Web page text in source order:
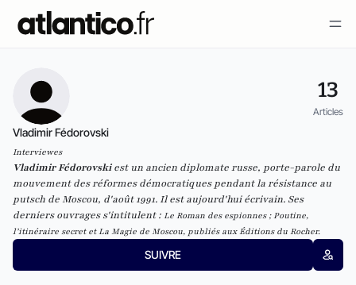
13
Articles
Vladimir Fédorovski
Interviewes
Vladimir Fédorovskiest un ancien diplomate russe, porte-parole du
mouvement des réformes démocratiques pendant la résistance au
putsch de Moscou, d'août 1991. Il est aujourd'hui écrivain. Ses
derniers ouvrages s'intitulent : Le Roman des espionnes;Poutine,
l’itinéraire secretetLa Magie de Moscou, publiés aux Éditions du Rocher.
SUIVRE